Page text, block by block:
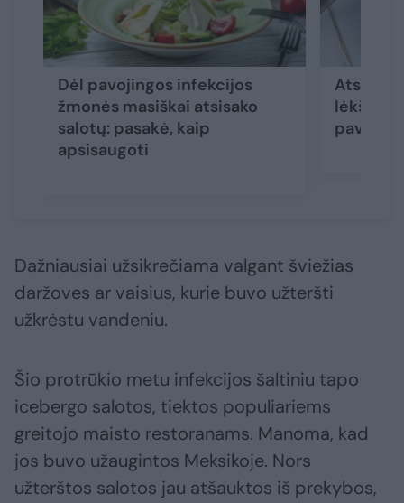
Dėl pavojingos infekcijos
žmonės masiškai atsisako
salotų: pasakė, kaip
apsisaugoti
lėkštėje
pavojai
Dažniausiai užsikrečiama valgant šviežias
daržoves ar vaisius, kurie buvo užteršti
užkrėstu vandeniu.
Šio protrūkio metu infekcijos šaltiniu tapo
icebergo salotos, tiektos populiariems
greitojo maisto restoranams. Manoma, kad
jos buvo užaugintos Meksikoje. Nors
užterštos salotos jau atšauktos iš prekybos,